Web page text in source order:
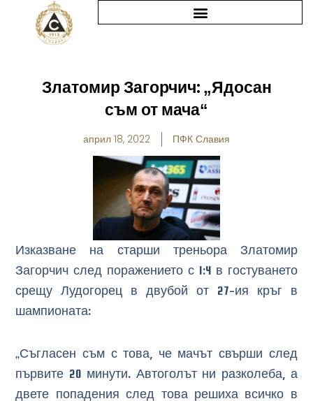
Златомир Загорчич: „Ядосан
съм от мача“
април 18, 2022 ПФК Славия
Изказване на старши треньора Златомир
Загорчич след поражението с 1:4 в гостуването
срещу Лудогорец в двубой от 27-ия кръг в
шампионата:
„Съгласен съм с това, че мачът свърши след
първите 20 минути. Автоголът ни разколеба, а
двете попадения след това решиха всичко в